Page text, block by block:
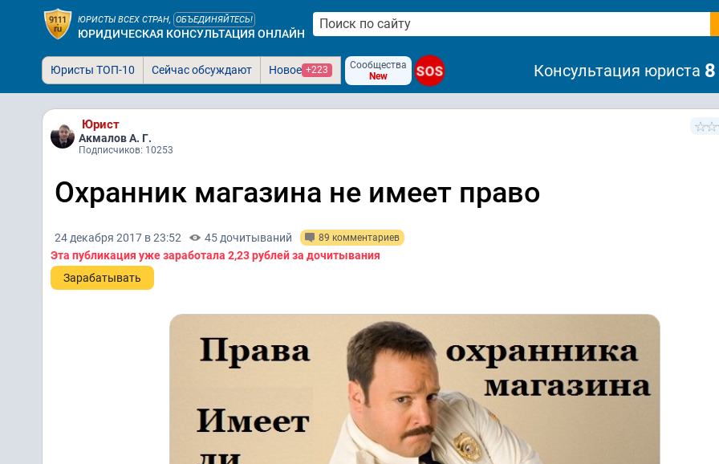
ЮРИСТЫ ВСЕХ СТРАН, ОБЪЕДИНЯЙТЕСЬ!
ЮРИДИЧЕСКАЯ КОНСУЛЬТАЦИЯ ОНЛАЙН
Юристы ТОП-10 Сейчас обсуждают Новое +223
Сообщества
New
SOS Консультация юриста
Юрист
Акмалов А. Г.
Подписчиков: 10253
Охранник магазина не имеет право
24 декабря 2017 в 23:52 45 дочитываний 89 комментариев
Эта публикация уже заработала 2,23 рублейза дочитывания
Зарабатывать